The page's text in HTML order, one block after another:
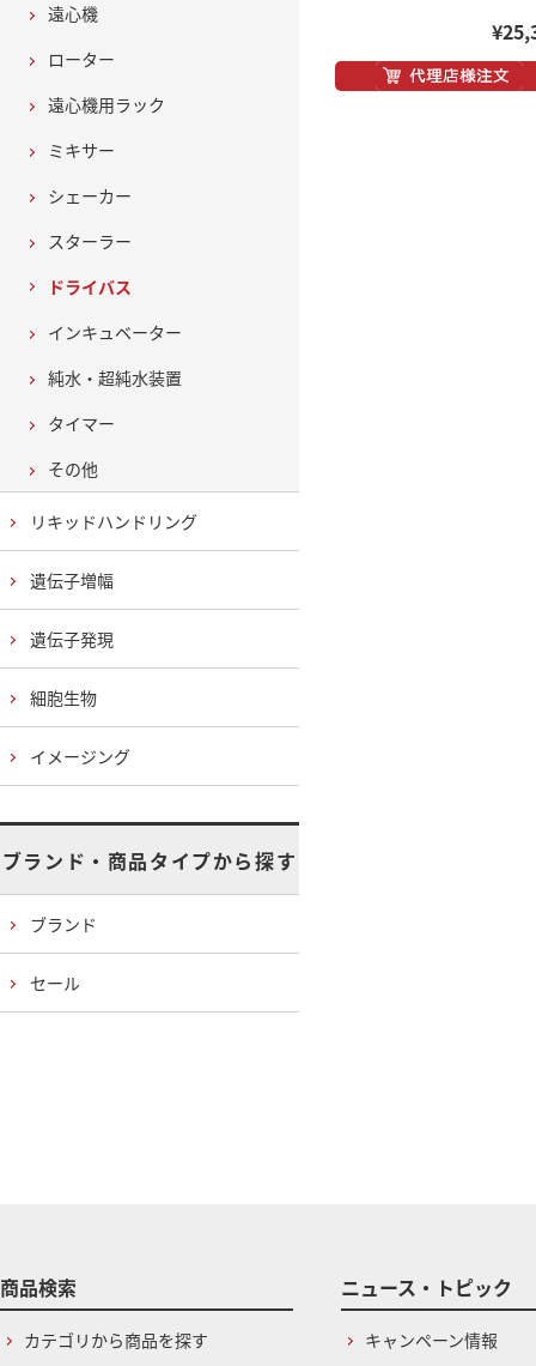
遠心機
ローター
遠心機用ラック
ミキサー
シェーカー
スターラー
ドライバス
インキュベーター
純水・超純水装置
タイマー
その他
リキッドハンドリング
遺伝子増幅
遺伝子発現
細胞生物
イメージング
ブランド・商品タイプから探す
ブランド
セール
商品検索
カテゴリから商品を探す
ニュース・トピック
キャンペーン情報